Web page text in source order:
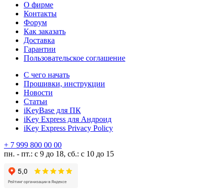
О фирме
Контакты
Форум
Как заказать
Доставка
Гарантии
Пользовательское соглашение
С чего начать
Прошивки, инструкции
Новости
Статьи
iKeyBase для ПК
iKey Express для Андроид
iKey Express Privacy Policy
+ 7 999 800 00 00
пн. - пт.: с 9 до 18, сб.: с 10 до 15